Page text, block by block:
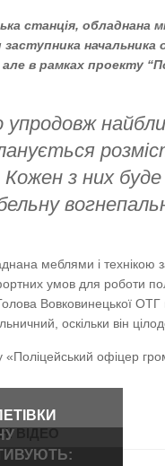
станція, обладнана
начальника
в рамках проекту
Кожен з них
меблями і технікою
умов для роботи
Вовковинецької
оскільки він
офіцер
ВІДЕО